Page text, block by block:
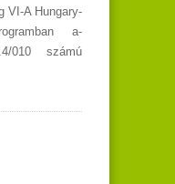
VI-A Hungary-
a-
010 számú